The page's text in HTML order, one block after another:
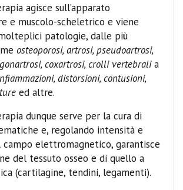
agisce sull’apparato
e muscolo-scheletrico e viene
patologie, dalle più
osteoporosi, artrosi, pseudoartrosi,
coxartrosi, crolli vertebralia
distorsioni, contusioni,
ed altre.
dunque serve per la cura di
e, regolando intensità e
campo elettromagnetico, garantisce
del tessuto osseo e di quello a
(cartilagine, tendini, legamenti).